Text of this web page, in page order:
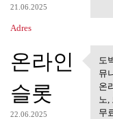
21.06.2025
Adres
온라인
슬롯
22.06.2025
도
도
뮤
온
노,
무